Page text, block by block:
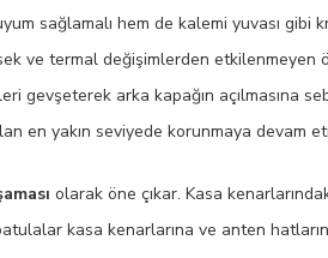
sağlamalı hem de kalemi yuvası gibi
ve termal değişimlerden etkilenmeyen
gevşeterek arka kapağın açılmasına
en yakın seviyede korunmaya devam
olarak öne çıkar. Kasa
kasa kenarlarına ve anten